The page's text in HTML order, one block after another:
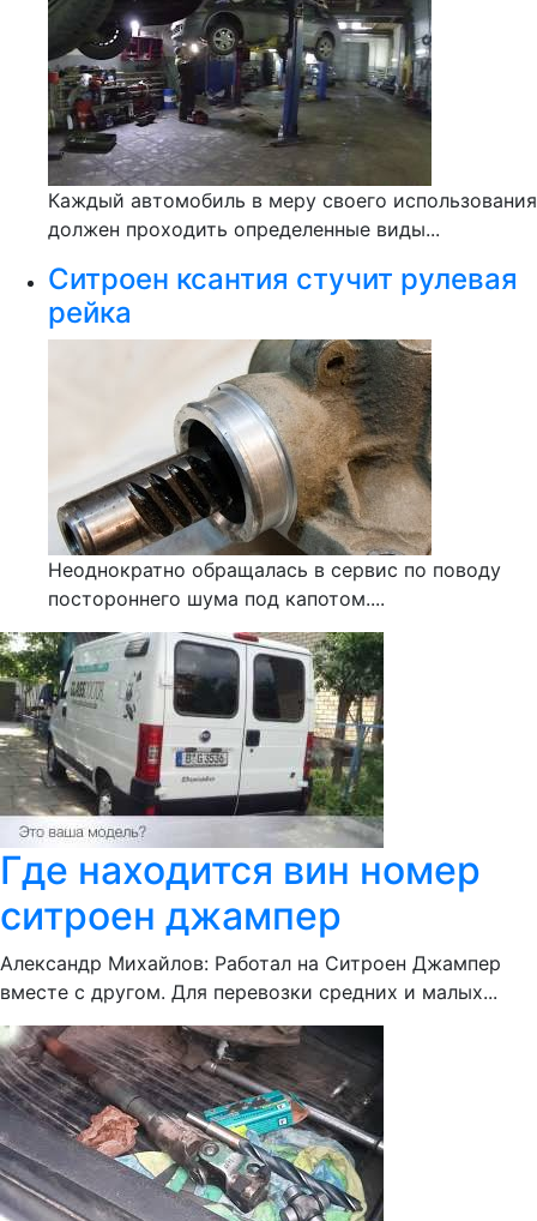
Каждый автомобиль в меру своего использования
должен проходить определенные виды...
Ситроен ксантия стучит рулевая
рейка
Неоднократно обращалась в сервис по поводу
постороннего шума под капотом....
Где находится вин номер
ситроен джампер
Александр Михайлов: Работал на Ситроен Джампер
вместе с другом. Для перевозки средних и малых...